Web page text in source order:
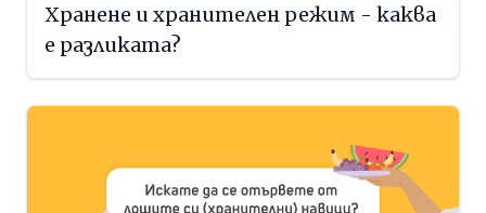
Хранене и хранителен режим - каква
е разликата?